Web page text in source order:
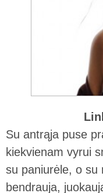
Su antrąja puse
kiekvienam vyrui
su paniurėle, o su
bendrauja,